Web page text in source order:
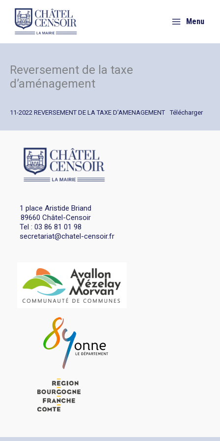
contenu
Menu
Reversement de la taxe
d’aménagement
11-2022 REVERSEMENT DE LA TAXE D’AMENAGEMENT Télécharger
1 place Aristide Briand
89660 Châtel-Censoir
Tel : 03 86 81 01 98
secretariat@chatel-censoir.fr